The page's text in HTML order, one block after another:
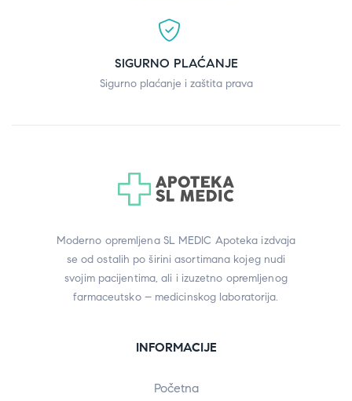
SIGURNO PLAĆANJE
Sigurno plaćanje i zaštita prava
Moderno opremljena SL MEDIC Apoteka izdvaja
se od ostalih po širini asortimana kojeg nudi
svojim pacijentima, ali i izuzetno opremljenog
farmaceutsko – medicinskog laboratorija.
INFORMACIJE
Početna